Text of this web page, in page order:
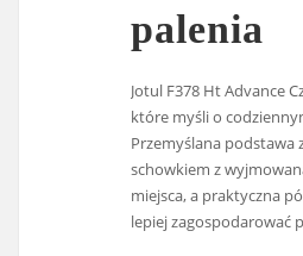
palenia
Jotul F378 Ht Advance
które myśli o
Przemyślana podstawa
schowkiem z
miejsca, a praktyczna
lepiej zagospodarować